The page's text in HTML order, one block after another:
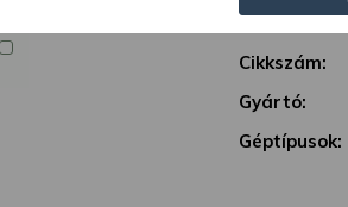
Garancia:
Cikkszám:
Gyártó:
Géptípusok:
hogy személyes adatainak bizonyos
áll tiltakozni az ilyen jellegű
Erre a webhelyre visszatérve vagy az